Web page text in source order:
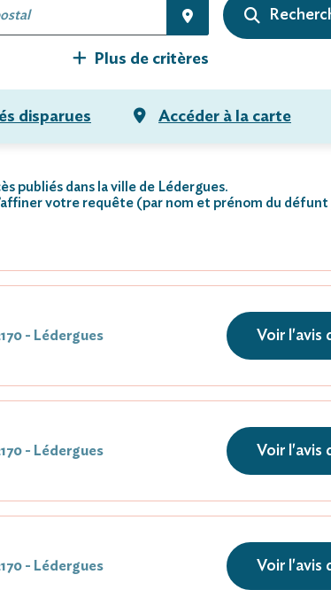
Plus de critères
disparues Accéder à la carte
publiés dans la ville de Lédergues.
votre requête (par nom et prénom du
- Lédergues Voir l'avis
- Lédergues Voir l'avis
- Lédergues Voir l'avis